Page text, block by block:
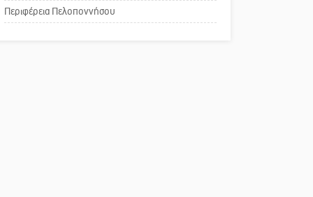
Παράδειγμα κοινωνικής
Περιφέρεια Πελοποννήσου